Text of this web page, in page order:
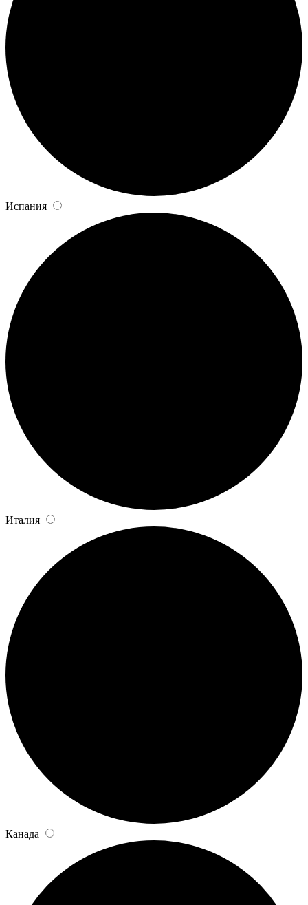
Испания
Италия
Канада